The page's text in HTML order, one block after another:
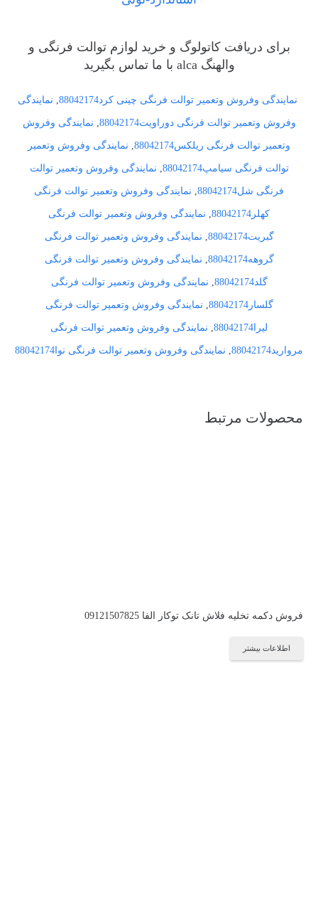
برای دریافت کاتولوگ و خرید لوازم توالت فرنگی و
والهنگ alca با ما تماس بگیرید
نمایندگی وفروش وتعمیر توالت فرنگی چینی کرد88042174 , نمایندگی
وفروش وتعمیر توالت فرنگی دوراویت88042174 , نمایندگی وفروش
وتعمیر توالت فرنگی ریلکس88042174 , نمایندگی وفروش وتعمیر
توالت فرنگی سیامپ88042174 , نمایندگی وفروش وتعمیر توالت
فرنگی شل88042174 , نمایندگی وفروش وتعمیر توالت فرنگی
کهلر88042174 , نمایندگی وفروش وتعمیر توالت فرنگی
گبریت88042174 , نمایندگی وفروش وتعمیر توالت فرنگی
گروهه88042174 , نمایندگی وفروش وتعمیر توالت فرنگی
گلد88042174 , نمایندگی وفروش وتعمیر توالت فرنگی
گلسار88042174 , نمایندگی وفروش وتعمیر توالت فرنگی
لیرا88042174 , نمایندگی وفروش وتعمیر توالت فرنگی
مروارید88042174 , نمایندگی وفروش وتعمیر توالت فرنگی نوا88042174
محصولات مرتبط
فروش دکمه تخلیه فلاش تانک توکار الفا 09121507825
اطلاعات بیشتر